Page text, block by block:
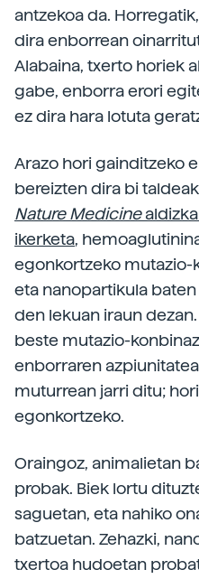
antzekoa da.
dira enborrean
Alabaina, txerto horiek
gabe, enborra erori
ez dira hara lotuta
Arazo hori gainditzeko
bereizten dira bi
Nature Medicine
ikerketa,
egonkortzeko mutazio-
eta nanopartikula
den lekuan iraun dezan.
beste mutazio-
enborraren
muturrean jarri ditu;
egonkortzeko.
Oraingoz, animalietan
probak. Biek lortu
saguetan, eta nahiko
batzuetan. Zehazki,
txertoa hudoetan